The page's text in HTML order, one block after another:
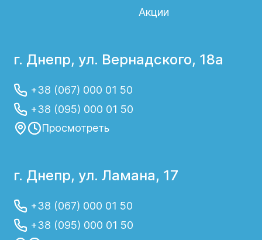
Акции
г. Днепр, ул. Вернадского, 18а
+38 (067) 000 01 50
+38 (095) 000 01 50
Просмотреть
г. Днепр, ул. Ламана, 17
+38 (067) 000 01 50
+38 (095) 000 01 50